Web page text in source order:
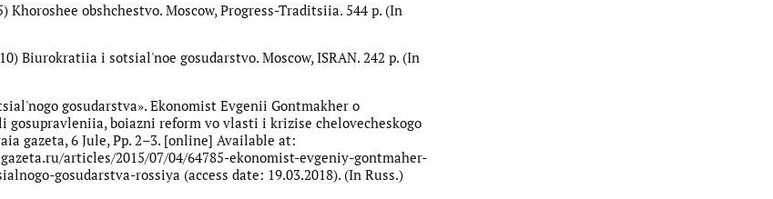
Khoroshee obshchestvo. Moscow, Progress-Traditsiia. 544 p. (In
Biurokratiia i sotsial'noe gosudarstvo. Moscow, ISRAN. 242 p. (In
gosudarstva». Ekonomist Evgenii Gontmakher o
gosupravleniia, boiazni reform vo vlasti i krizise chelovecheskogo
gazeta, 6 Jule, Pp. 2–3. [online] Available at:
articles/2015/07/04/64785-ekonomist-evgeniy-gontmaher-
gosudarstva-rossiya (access date: 19.03.2018). (In Russ.)